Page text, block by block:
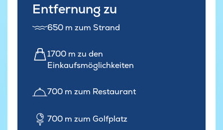
Entfernung zu
650 m zum Strand
1700 m zu den
Einkaufsmöglichkeiten
700 m zum Restaurant
700 m zum Golfplatz